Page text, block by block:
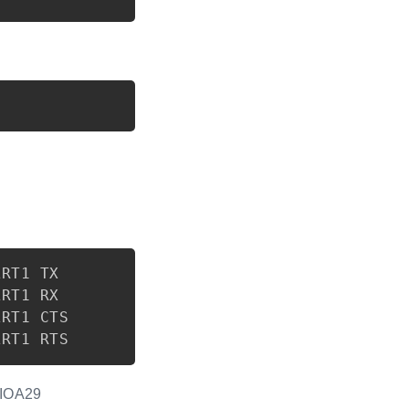
TX
RX
CTS